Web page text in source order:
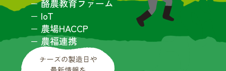
− 酪農教育ファーム
− IoT
− 農場HACCP
− 農福連携
− SDGs